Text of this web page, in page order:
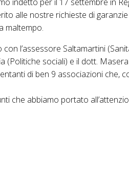
alle nostre richieste di
maltempo.
l’assessore Saltamartini
(Politiche sociali) e il dott.
di ben 9 associazioni che,
che abbiamo portato